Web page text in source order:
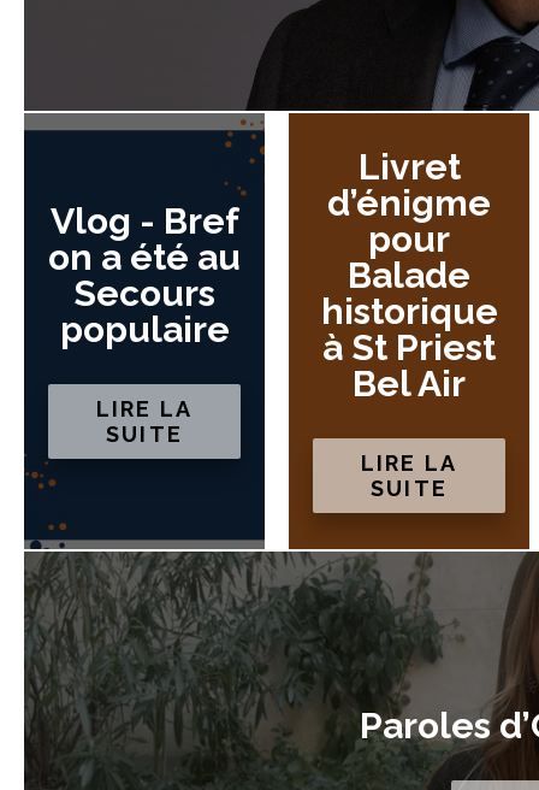
Vlog - Bref
on a été au
Secours
populaire
LIRE LA
SUITE
Livret
d’énigme
pour
Balade
historique
à St Priest
Bel Air
LIRE LA
SUITE
Paroles